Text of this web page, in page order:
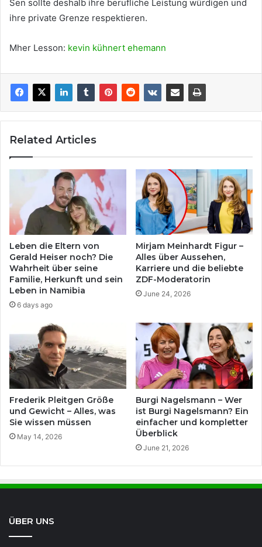
Sen sollte deshalb ihre berufliche Leistung würdigen und
ihre private Grenze respektieren.
Mher Lesson: kevin kühnert ehemann
Related Articles
Leben die Eltern von
Gerald Heiser noch? Die
Wahrheit über seine
Familie, Herkunft und sein
Leben in Namibia
6 days ago
Mirjam Meinhardt Figur –
Alles über Aussehen,
Karriere und die beliebte
ZDF-Moderatorin
June 24, 2026
Frederik Pleitgen Größe
und Gewicht – Alles, was
Sie wissen müssen
May 14, 2026
Burgi Nagelsmann – Wer
ist Burgi Nagelsmann? Ein
einfacher und kompletter
Überblick
June 21, 2026
ÜBER UNS